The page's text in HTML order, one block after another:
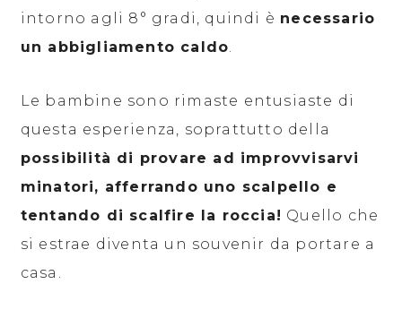
intorno agli 8° gradi, quindi è necessario
un abbigliamento caldo.
Le bambine sono rimaste entusiaste di
questa esperienza, soprattutto della
possibilità di provare ad improvvisarvi
minatori, afferrando uno scalpello e
tentando di scalfire la roccia! Quello che
si estrae diventa un souvenir da portare a
casa.